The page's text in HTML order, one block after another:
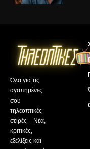
Όλα για τις
αγαπημένες
σου
τηλεοπτικές
σειρές – Νέα,
κριτικές,
εξελίξεις και